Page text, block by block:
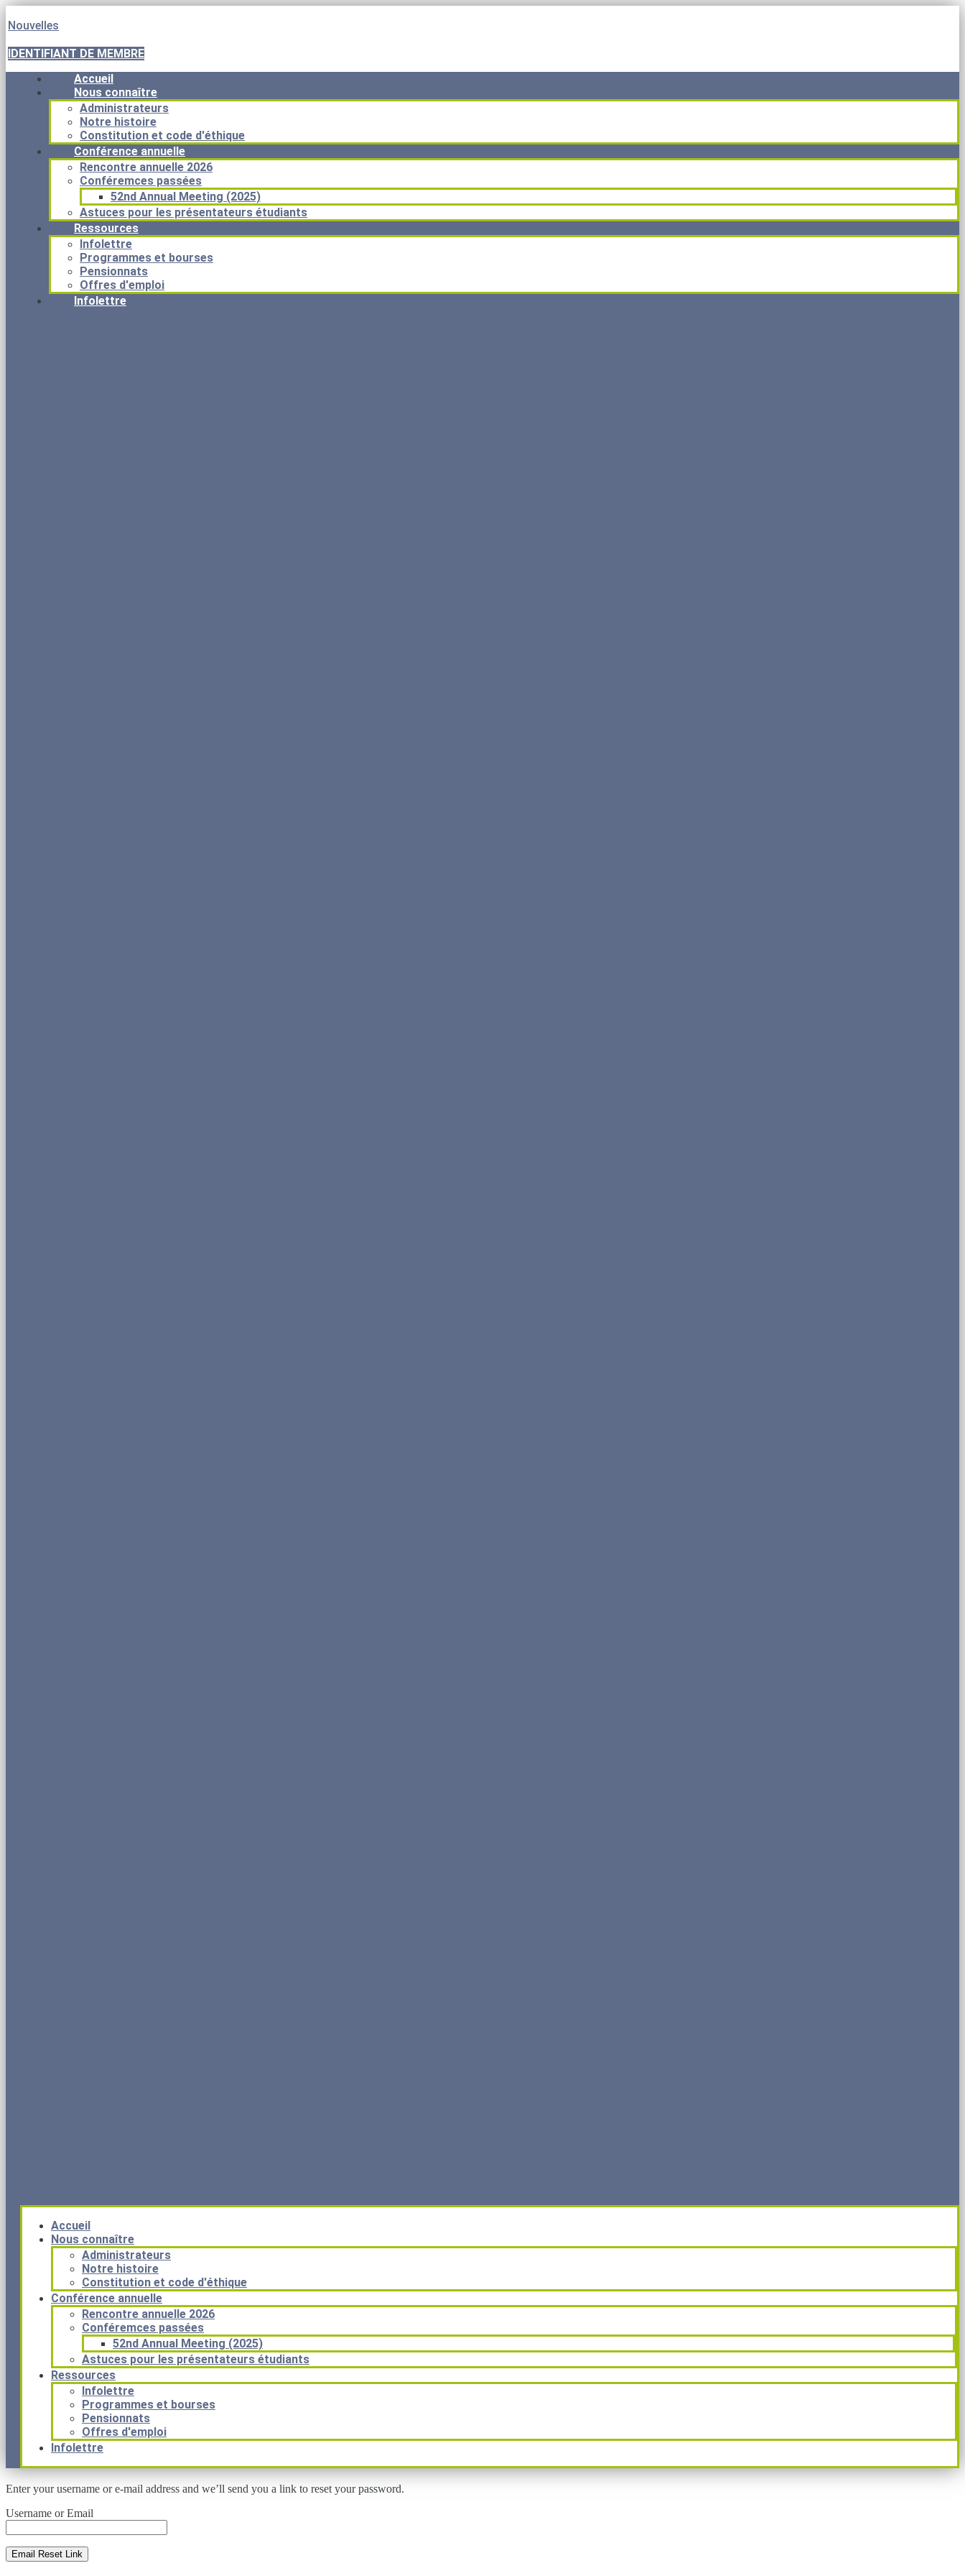
Nouvelles
IDENTIFIANT DE MEMBRE
Accueil
Nous connaître
Administrateurs
Notre histoire
Constitution et code d'éthique
Conférence annuelle
Rencontre annuelle 2026
Conféremces passées
52nd Annual Meeting (2025)
Astuces pour les présentateurs étudiants
Ressources
Infolettre
Programmes et bourses
Pensionnats
Offres d'emploi
Infolettre
Accueil
Nous connaître
Administrateurs
Notre histoire
Constitution et code d'éthique
Conférence annuelle
Rencontre annuelle 2026
Conféremces passées
52nd Annual Meeting (2025)
Astuces pour les présentateurs étudiants
Ressources
Infolettre
Programmes et bourses
Pensionnats
Offres d'emploi
Infolettre
Enter your username or e‑mail address and we’ll send you a link to reset your password.
Username or Email